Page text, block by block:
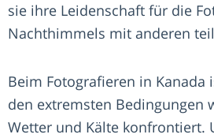
sie ihre Leidenschaft für die
Nachthimmels mit anderen
Beim Fotografieren in Kanada
den extremsten Bedingungen
Wetter und Kälte konfrontiert.